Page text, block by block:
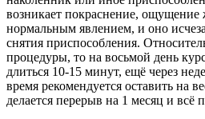
возникает покраснение, ощущение
нормальным явлением, и оно
снятия приспособления.
процедуры, то на восьмой день
длиться 10-15 минут, ещё через
время рекомендуется оставить на
делается перерыв на 1 месяц и всё